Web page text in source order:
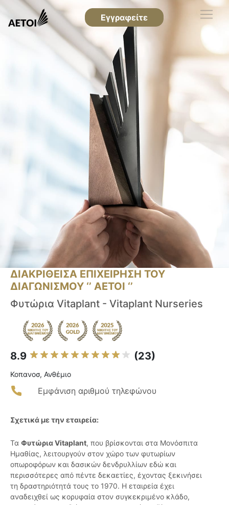
Εγγραφείτε
ΔΙΑΚΡΙΘΕΙΣΑ ΕΠΙΧΕΙΡΗΣΗ ΤΟΥ
ΔΙΑΓΩΝΙΣΜΟΥ ‘’ ΑΕΤΟΙ ‘’
Φυτώρια Vitaplant - Vitaplant Nurseries
8.9 (23)
Κοπανοσ, Ανθέμιο
Εμφάνιση αριθμού τηλεφώνου
Σχετικά με την εταιρεία:
Τα Φυτώρια Vitaplant, που βρίσκονται στα Μονόσπιτα
Ημαθίας, λειτουργούν στον χώρο των φυτωρίων
οπωροφόρων και δασικών δενδρυλλίων εδώ και
περισσότερες από πέντε δεκαετίες, έχοντας ξεκινήσει
τη δραστηριότητά τους το 1970. Η εταιρεία έχει
αναδειχθεί ως κορυφαία στον συγκεκριμένο κλάδο,